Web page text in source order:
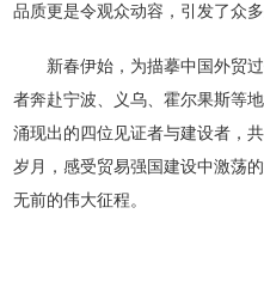
品质更是令观众动容，引发了众多
新春伊始，为描摹中国外贸
者奔赴宁波、义乌、霍尔果斯等
涌现出的四位见证者与建设者，
岁月，感受贸易强国建设中激荡
无前的伟大征程。